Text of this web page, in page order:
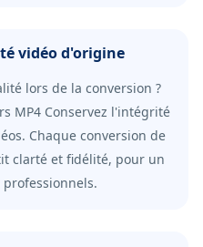
vidéo d'origine
lors de la conversion ?
MP4 Conservez l'intégrité
Chaque conversion de
clarté et fidélité, pour un